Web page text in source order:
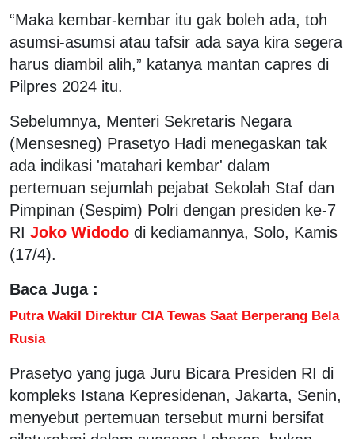
“Maka kembar-kembar itu gak boleh ada, toh
asumsi-asumsi atau tafsir ada saya kira segera
harus diambil alih,” katanya mantan capres di
Pilpres 2024 itu.
Sebelumnya, Menteri Sekretaris Negara
(Mensesneg) Prasetyo Hadi menegaskan tak
ada indikasi 'matahari kembar' dalam
pertemuan sejumlah pejabat Sekolah Staf dan
Pimpinan (Sespim) Polri dengan presiden ke-7
RI Joko Widodo di kediamannya, Solo, Kamis
(17/4).
Baca Juga :
Putra Wakil Direktur CIA Tewas Saat Berperang Bela
Rusia
Prasetyo yang juga Juru Bicara Presiden RI di
kompleks Istana Kepresidenan, Jakarta, Senin,
menyebut pertemuan tersebut murni bersifat